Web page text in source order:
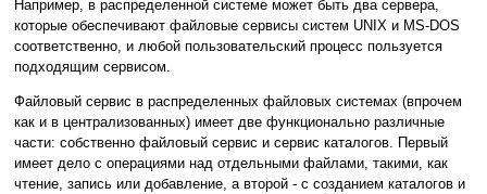
Например, в распределенной системе может быть два сервера,
которые обеспечивают файловые сервисы систем UNIX и MS-DOS
соответственно, и любой пользовательский процесс пользуется
подходящим сервисом.
Файловый сервис в распределенных файловых системах (впрочем
как и в централизованных) имеет две функционально различные
части: собственно файловый сервис и сервис каталогов. Первый
имеет дело с операциями над отдельными файлами, такими, как
чтение, запись или добавление, а второй - с созданием каталогов и